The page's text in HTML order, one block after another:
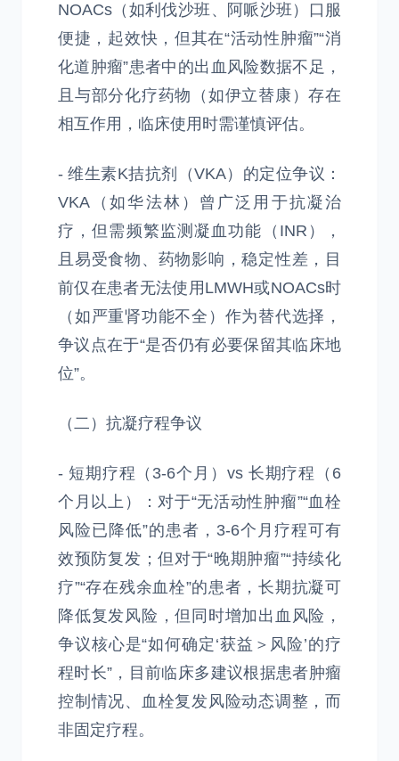
NOACs（如利伐沙班、阿哌沙班）口服
便捷，起效快，但其在“活动性肿瘤”“消
化道肿瘤”患者中的出血风险数据不足，
且与部分化疗药物（如伊立替康）存在
相互作用，临床使用时需谨慎评估。
- 维生素K拮抗剂（VKA）的定位争议：
VKA（如华法林）曾广泛用于抗凝治
疗，但需频繁监测凝血功能（INR），
且易受食物、药物影响，稳定性差，目
前仅在患者无法使用LMWH或NOACs时
（如严重肾功能不全）作为替代选择，
争议点在于“是否仍有必要保留其临床地
位”。
（二）抗凝疗程争议
- 短期疗程（3-6个月）vs 长期疗程（6
个月以上）：对于“无活动性肿瘤”“血栓
风险已降低”的患者，3-6个月疗程可有
效预防复发；但对于“晚期肿瘤”“持续化
疗”“存在残余血栓”的患者，长期抗凝可
降低复发风险，但同时增加出血风险，
争议核心是“如何确定‘获益＞风险’的疗
程时长”，目前临床多建议根据患者肿瘤
控制情况、血栓复发风险动态调整，而
非固定疗程。